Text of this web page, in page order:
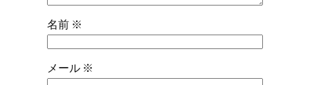
名前 ※
メール ※